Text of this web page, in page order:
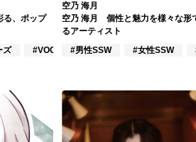
、ポップ
ズ #VOCALOID
空乃 海月
空乃 海月 個性と魅力を様々な形
るアーティスト
#男性SSW
#女性SSW